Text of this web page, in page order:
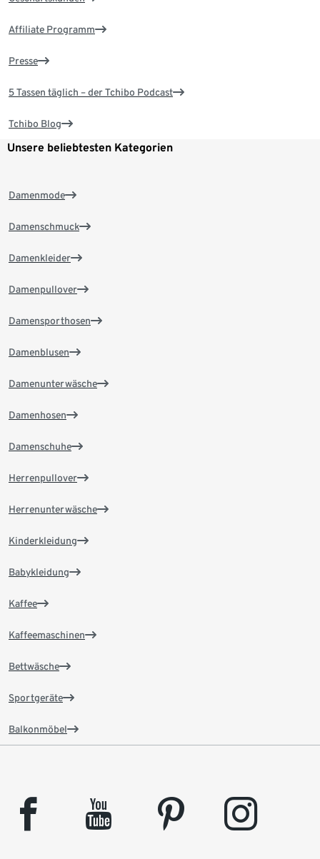
Affiliate Programm
Presse
5 Tassen täglich – der Tchibo Podcast
Tchibo Blog
Unsere beliebtesten Kategorien
Damenmode
Damenschmuck
Damenkleider
Damenpullover
Damensporthosen
Damenblusen
Damenunterwäsche
Damenhosen
Damenschuhe
Herrenpullover
Herrenunterwäsche
Kinderkleidung
Babykleidung
Kaffee
Kaffeemaschinen
Bettwäsche
Sportgeräte
Balkonmöbel
facebook youtube pinterest instagram